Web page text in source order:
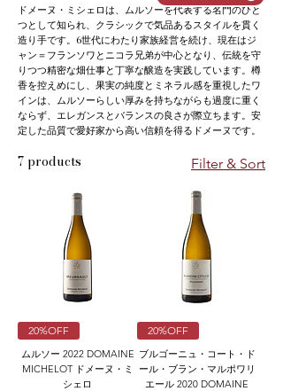
ドメーヌ・ミシェロは、ムルソーを代表する名門のひと
つとして知られ、クラシックで気品あるスタイルを貫く
造り手です。6世代にわたり家族経営を続け、現在はジ
ャン＝フランソワとニコラ兄弟が中心となり、伝統を守
りつつ精密な畑仕事と丁寧な醸造を実践しています。樽
香を控えめにし、果実の純度とミネラル感を重視したワ
インは、ムルソーらしい厚みを持ちながらも過度に重く
ならず、エレガンスとバランスの良さが際立ちます。安
定した品質で愛好家から高い信頼を得るドメーヌです。
7 products Filter & Sort
20%OFF
ムルソー 2022 DOMAINE
MICHELOT ドメーヌ・ミ
シェロ
20%OFF
ブルゴーニュ・コート・ド
ール・ブラン・マルポワリ
エール 2020 DOMAINE